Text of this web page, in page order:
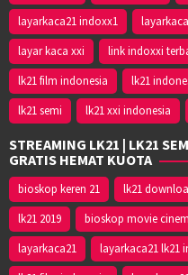
layarkaca21 indoxx1
layar kaca xxi
link indoxxi
lk21 film indonesia
lk21
lk21 semi
lk21 xxi indonesia
STREAMING LK21 | LK21
GRATIS HEMAT KUOTA
bioskop keren 21 lk21
lk21 2019
bioskop movie
layarkaca21
layarkaca21 lk21